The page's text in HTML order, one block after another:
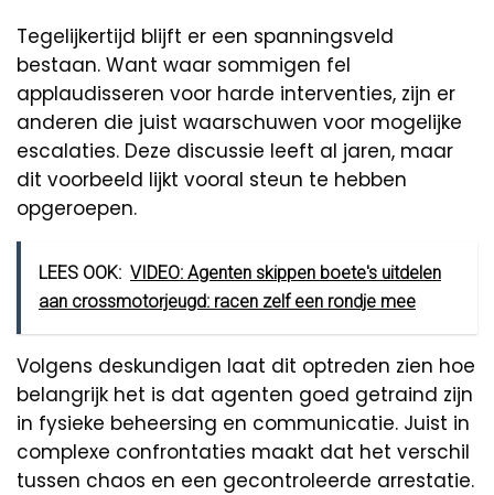
Tegelijkertijd blijft er een spanningsveld
bestaan. Want waar sommigen fel
applaudisseren voor harde interventies, zijn er
anderen die juist waarschuwen voor mogelijke
escalaties. Deze discussie leeft al jaren, maar
dit voorbeeld lijkt vooral steun te hebben
opgeroepen.
LEES OOK: VIDEO: Agenten skippen boete's uitdelen
aan crossmotorjeugd: racen zelf een rondje mee
Volgens deskundigen laat dit optreden zien hoe
belangrijk het is dat agenten goed getraind zijn
in fysieke beheersing en communicatie. Juist in
complexe confrontaties maakt dat het verschil
tussen chaos en een gecontroleerde arrestatie.